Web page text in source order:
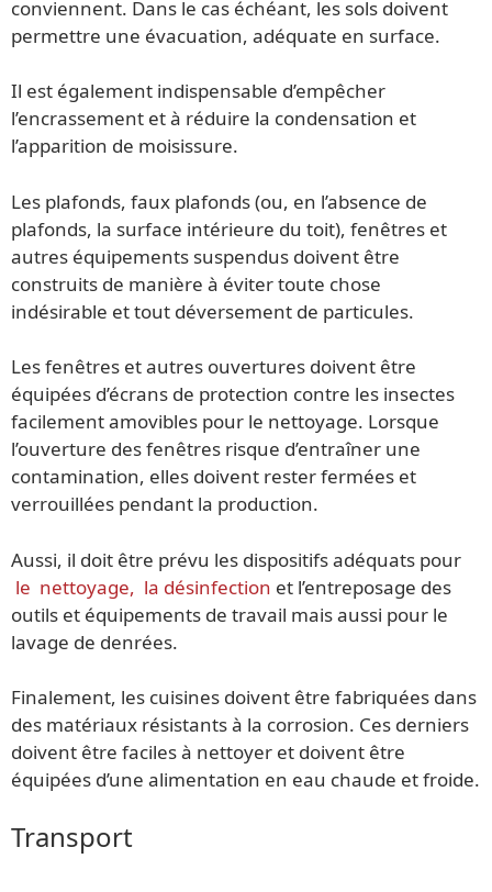
conviennent. Dans le cas échéant, les sols doivent
permettre une évacuation, adéquate en surface.
Il est également indispensable d’empêcher
l’encrassement et à réduire la condensation et
l’apparition de moisissure.
Les plafonds, faux plafonds (ou, en l’absence de
plafonds, la surface intérieure du toit), fenêtres et
autres équipements suspendus doivent être
construits de manière à éviter toute chose
indésirable et tout déversement de particules.
Les fenêtres et autres ouvertures doivent être
équipées d’écrans de protection contre les insectes
facilement amovibles pour le nettoyage. Lorsque
l’ouverture des fenêtres risque d’entraîner une
contamination, elles doivent rester fermées et
verrouillées pendant la production.
Aussi, il doit être prévu les dispositifs adéquats pour
le nettoyage, la désinfection et l’entreposage des
outils et équipements de travail mais aussi pour le
lavage de denrées.
Finalement, les cuisines doivent être fabriquées dans
des matériaux résistants à la corrosion. Ces derniers
doivent être faciles à nettoyer et doivent être
équipées d’une alimentation en eau chaude et froide.
Transport